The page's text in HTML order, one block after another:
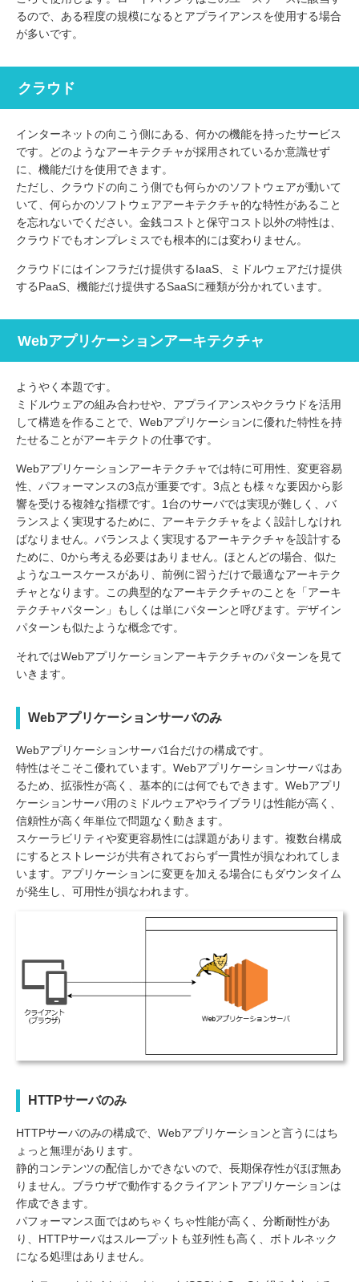
るので、ある程度の規模になるとアプライアンスを使用する場合
が多いです。
クラウド
インターネットの向こう側にある、何かの機能を持ったサービス
です。どのようなアーキテクチャが採用されているか意識せず
に、機能だけを使用できます。
ただし、クラウドの向こう側でも何らかのソフトウェアが動いて
いて、何らかのソフトウェアアーキテクチャ的な特性があること
を忘れないでください。金銭コストと保守コスト以外の特性は、
クラウドでもオンプレミスでも根本的には変わりません。
クラウドにはインフラだけ提供するIaaS、ミドルウェアだけ提供
するPaaS、機能だけ提供するSaaSに種類が分かれています。
Webアプリケーションアーキテクチャ
ようやく本題です。
ミドルウェアの組み合わせや、アプライアンスやクラウドを活用
して構造を作ることで、Webアプリケーションに優れた特性を持
たせることがアーキテクトの仕事です。
Webアプリケーションアーキテクチャでは特に可用性、変更容易
性、パフォーマンスの3点が重要です。3点とも様々な要因から影
響を受ける複雑な指標です。1台のサーバでは実現が難しく、バ
ランスよく実現するために、アーキテクチャをよく設計しなけれ
ばなりません。バランスよく実現するアーキテクチャを設計する
ために、0から考える必要はありません。ほとんどの場合、似た
ようなユースケースがあり、前例に習うだけで最適なアーキテク
チャとなります。この典型的なアーキテクチャのことを「アーキ
テクチャパターン」もしくは単にパターンと呼びます。デザイン
パターンも似たような概念です。
それではWebアプリケーションアーキテクチャのパターンを見て
いきます。
Webアプリケーションサーバのみ
Webアプリケーションサーバ1台だけの構成です。
特性はそこそこ優れています。Webアプリケーションサーバはあ
るため、拡張性が高く、基本的には何でもできます。Webアプリ
ケーションサーバ用のミドルウェアやライブラリは性能が高く、
信頼性が高く年単位で問題なく動きます。
スケーラビリティや変更容易性には課題があります。複数台構成
にするとストレージが共有されておらず一貫性が損なわれてしま
います。アプリケーションに変更を加える場合にもダウンタイム
が発生し、可用性が損なわれます。
HTTPサーバのみ
HTTPサーバのみの構成で、Webアプリケーションと言うにはち
ょっと無理があります。
静的コンテンツの配信しかできないので、長期保存性がほぼ無あ
りません。ブラウザで動作するクライアントアプリケーションは
作成できます。
パフォーマンス面ではめちゃくちゃ性能が高く、分断耐性があ
り、HTTPサーバはスループットも並列性も高く、ボトルネック
になる処理はありません。